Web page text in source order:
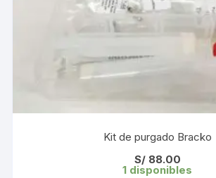
Kit de purgado Bracko
S/88.00
1 disponibles